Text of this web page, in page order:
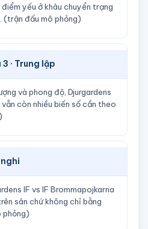
yếu ở khâu chuyển trạng
(trận đấu mô phỏng)
· Trung lập
và phong độ, Djurgardens
còn nhiều biến số cần theo
nghi
IF vs IF Brommapojkarna
sân chứ không chỉ bằng
phỏng)